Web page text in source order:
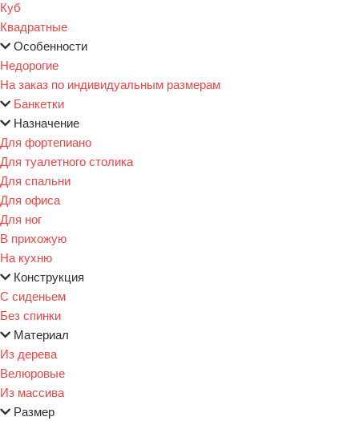
Куб
Квадратные
Особенности
Недорогие
На заказ по индивидуальным размерам
Банкетки
Назначение
Для фортепиано
Для туалетного столика
Для спальни
Для офиса
Для ног
В прихожую
На кухню
Конструкция
С сиденьем
Без спинки
Материал
Из дерева
Велюровые
Из массива
Размер